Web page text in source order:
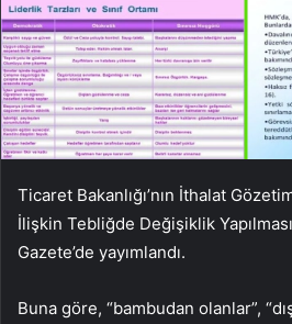
Ticaret Bakanlığı’nın İthalat
İlişkin Tebliğde Değişiklik
Gazete’de yayımlandı.
Buna göre, “bambudan olanlar”,